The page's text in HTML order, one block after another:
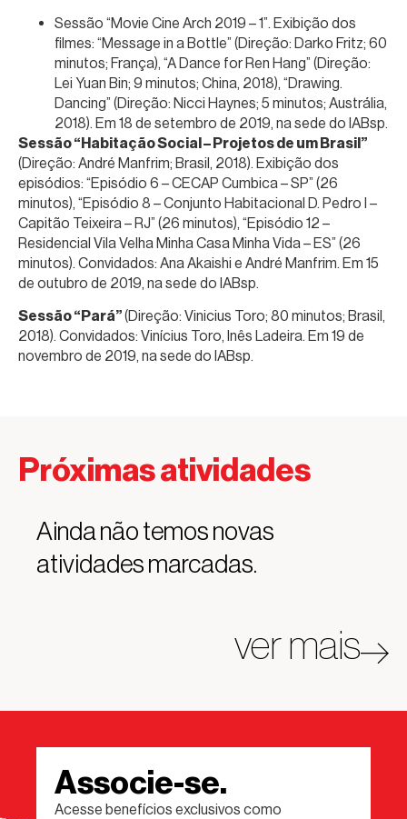
Sessão “Movie Cine Arch 2019 – 1”. Exibição dos
filmes: “Message in a Bottle” (Direção: Darko Fritz; 60
minutos; França), “A Dance for Ren Hang” (Direção:
Lei Yuan Bin; 9 minutos; China, 2018), “Drawing.
Dancing” (Direção: Nicci Haynes; 5 minutos; Austrália,
2018). Em 18 de setembro de 2019, na sede do IABsp.
Sessão “Habitação Social – Projetos de um Brasil”
(Direção: André Manfrim; Brasil, 2018). Exibição dos
episódios: “Episódio 6 – CECAP Cumbica – SP” (26
minutos), “Episódio 8 – Conjunto Habitacional D. Pedro I –
Capitão Teixeira – RJ” (26 minutos), “Episódio 12 –
Residencial Vila Velha Minha Casa Minha Vida – ES” (26
minutos). Convidados: Ana Akaishi e André Manfrim. Em 15
de outubro de 2019, na sede do IABsp.
Sessão “Pará”(Direção: Vinicius Toro; 80 minutos; Brasil,
2018). Convidados: Vinícius Toro, Inês Ladeira. Em 19 de
novembro de 2019, na sede do IABsp.
Próximas atividades
Ainda não temos novas
atividades marcadas.
ver mais
Associe-se.
Acesse benefícios exclusivos como